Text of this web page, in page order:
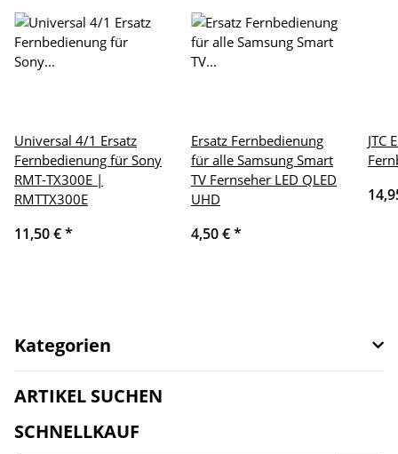
Universal 4/1 Ersatz
Fernbedienung für Sony
RMT-TX300E |
RMTTX300E
11,50 €*
Ersatz Fernbedienung
für alle Samsung Smart
TV Fernseher LED QLED
UHD
4,50 €*
JTC
Kategorien
ARTIKEL SUCHEN
SCHNELLKAUF